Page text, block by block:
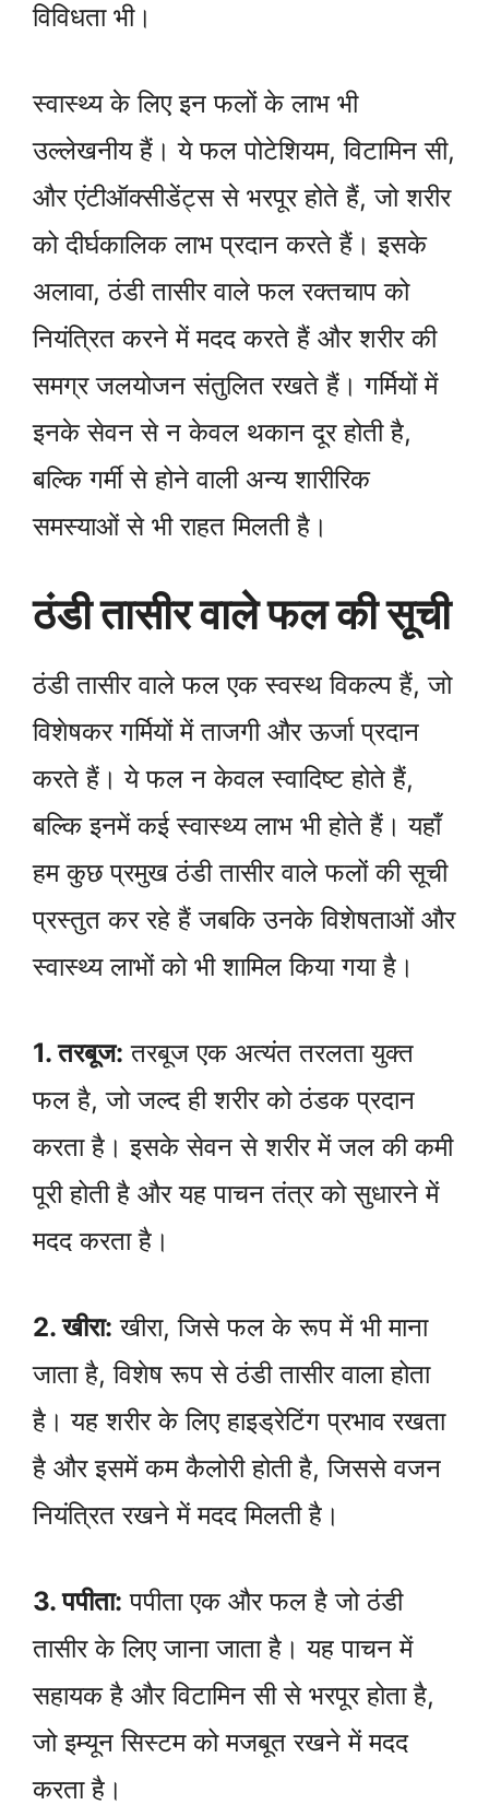
विविधता भी।
स्वास्थ्य के लिए इन फलों के लाभ भी
उल्लेखनीय हैं। ये फल पोटेशियम, विटामिन सी,
और एंटीऑक्सीडेंट्स से भरपूर होते हैं, जो शरीर
को दीर्घकालिक लाभ प्रदान करते हैं। इसके
अलावा, ठंडी तासीर वाले फल रक्तचाप को
नियंत्रित करने में मदद करते हैं और शरीर की
समग्र जलयोजन संतुलित रखते हैं। गर्मियों में
इनके सेवन से न केवल थकान दूर होती है,
बल्कि गर्मी से होने वाली अन्य शारीरिक
समस्याओं से भी राहत मिलती है।
ठंडी तासीर वाले फल की सूची
ठंडी तासीर वाले फल एक स्वस्थ विकल्प हैं, जो
विशेषकर गर्मियों में ताजगी और ऊर्जा प्रदान
करते हैं। ये फल न केवल स्वादिष्ट होते हैं,
बल्कि इनमें कई स्वास्थ्य लाभ भी होते हैं। यहाँ
हम कुछ प्रमुख ठंडी तासीर वाले फलों की सूची
प्रस्तुत कर रहे हैं जबकि उनके विशेषताओं और
स्वास्थ्य लाभों को भी शामिल किया गया है।
1. तरबूज: तरबूज एक अत्यंत तरलता युक्त
फल है, जो जल्द ही शरीर को ठंडक प्रदान
करता है। इसके सेवन से शरीर में जल की कमी
पूरी होती है और यह पाचन तंत्र को सुधारने में
मदद करता है।
2. खीरा: खीरा, जिसे फल के रूप में भी माना
जाता है, विशेष रूप से ठंडी तासीर वाला होता
है। यह शरीर के लिए हाइड्रेटिंग प्रभाव रखता
है और इसमें कम कैलोरी होती है, जिससे वजन
नियंत्रित रखने में मदद मिलती है।
3. पपीता: पपीता एक और फल है जो ठंडी
तासीर के लिए जाना जाता है। यह पाचन में
सहायक है और विटामिन सी से भरपूर होता है,
जो इम्यून सिस्टम को मजबूत रखने में मदद
करता है।